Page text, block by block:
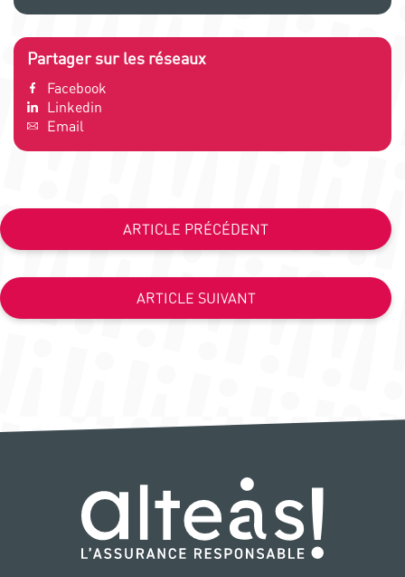
Partager sur les réseaux
Facebook
Linkedin
Email
ARTICLE PRÉCÉDENT
ARTICLE SUIVANT